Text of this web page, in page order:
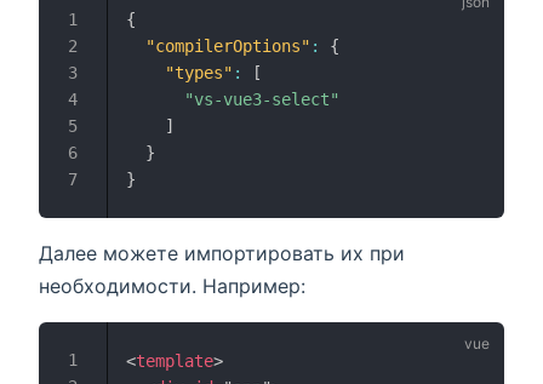
{
"compilerOptions" :
{
"types" :
[
"vs-vue3-select"
]
}
}
Далее можете импортировать их при
необходимости. Например:
<template>